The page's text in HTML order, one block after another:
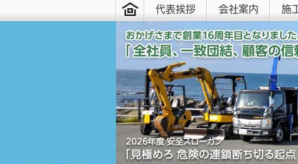
代表挨拶 会社案内 施